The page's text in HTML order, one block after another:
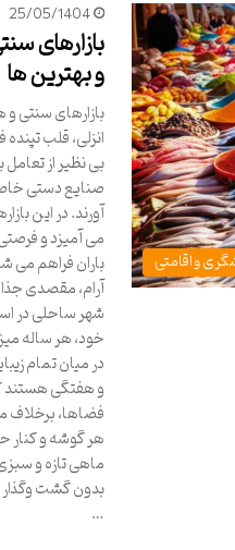
و اقامتی
25/05/1404
بازارهای
و بهترین ها
بازارهای سنتی و
انزلی، قلب
بی نظیر از
صنایع دستی خاص
آورند. در این
می آمیزد و
باران فراهم می
آرام، مقصدی
شهر ساحلی در
خود، هر ساله
در میان تمام
و هفتگی هستند
فضاها، برخلاف
هر گوشه و کنار
ماهی تازه و
بدون گشت وگذار
…